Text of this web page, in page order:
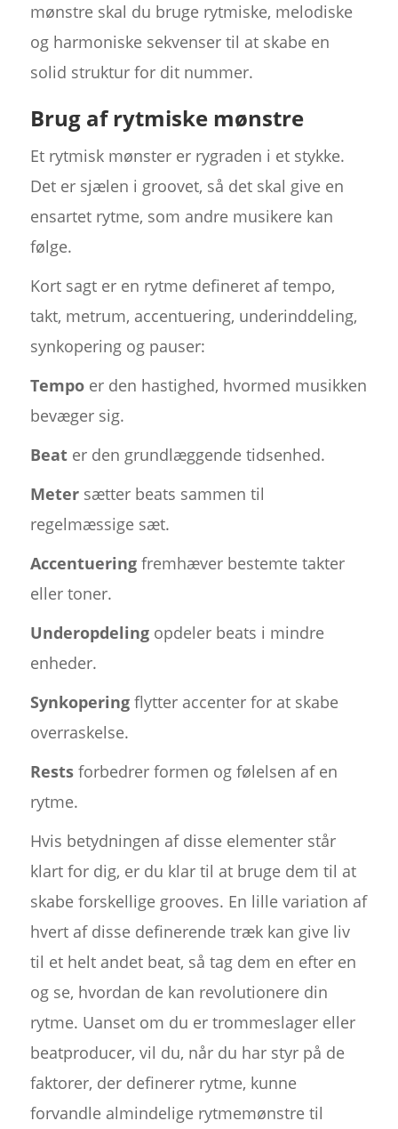
mønstre skal du bruge rytmiske, melodiske
og harmoniske sekvenser til at skabe en
solid struktur for dit nummer.
Brug af rytmiske mønstre
Et rytmisk mønster er rygraden i et stykke.
Det er sjælen i groovet, så det skal give en
ensartet rytme, som andre musikere kan
følge.
Kort sagt er en rytme defineret af tempo,
takt, metrum, accentuering, underinddeling,
synkopering og pauser:
Tempoer den hastighed, hvormed musikken
bevæger sig.
Beater den grundlæggende tidsenhed.
Metersætter beats sammen til
regelmæssige sæt.
Accentueringfremhæver bestemte takter
eller toner.
Underopdelingopdeler beats i mindre
enheder.
Synkoperingflytter accenter for at skabe
overraskelse.
Restsforbedrer formen og følelsen af en
rytme.
Hvis betydningen af disse elementer står
klart for dig, er du klar til at bruge dem til at
skabe forskellige grooves. En lille variation af
hvert af disse definerende træk kan give liv
til et helt andet beat, så tag dem en efter en
og se, hvordan de kan revolutionere din
rytme. Uanset om du er trommeslager eller
beatproducer, vil du, når du har styr på de
faktorer, der definerer rytme, kunne
forvandle almindelige rytmemønstre til